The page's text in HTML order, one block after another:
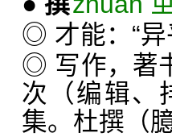
◎ 才能：“异
◎ 写作，著
次（编辑、
集。杜撰（